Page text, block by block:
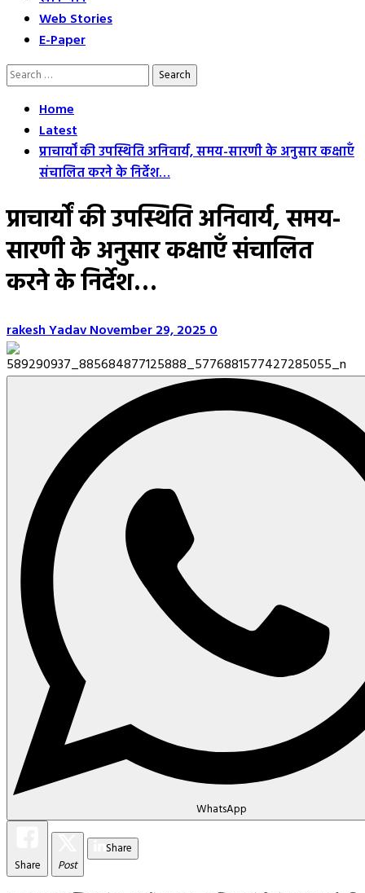
Web Stories
E-Paper
Search
Home
Latest
प्राचार्यों की उपस्थिति अनिवार्य, समय-सारणी के अनुसार कक्षाएँ
संचालित करने के निर्देश…
प्राचार्यों की उपस्थिति अनिवार्य, समय-
सारणी के अनुसार कक्षाएँ संचालित
करने के निर्देश…
rakesh YadavNovember 29, 20250
WhatsApp
Share Post
Share